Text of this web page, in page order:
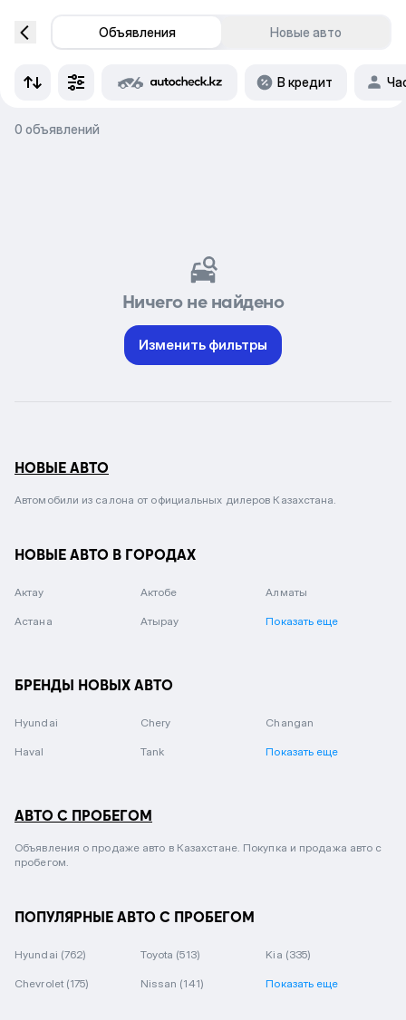
Объявления Новые авто
В кредит
0 объявлений
Ничего не найдено
Изменить фильтры
НОВЫЕ АВТО
Автомобили из салона от официальных дилеров Казахстана.
НОВЫЕ АВТО В ГОРОДАХ
Актау Актобе Алматы
Астана Атырау Показать еще
БРЕНДЫ НОВЫХ АВТО
Hyundai Chery Changan
Haval Tank Показать еще
АВТО С ПРОБЕГОМ
Объявления о продаже авто в Казахстане. Покупка и продажа авто с
пробегом.
ПОПУЛЯРНЫЕ АВТО С ПРОБЕГОМ
Hyundai (762) Toyota (513) Kia (335)
Chevrolet (175) Nissan (141) Показать еще